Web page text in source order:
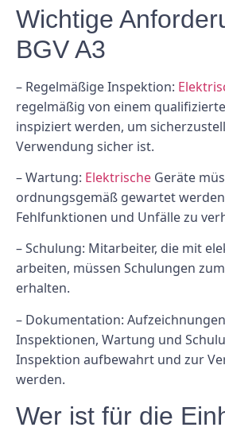
Wichtige
BGV A3
– Regelmäßige Inspektion:
regelmäßig von einem
inspiziert werden, um
Verwendung sicher ist.
– Wartung: Elektrische Geräte
ordnungsgemäß gewartet
Fehlfunktionen und Unfälle zu
– Schulung: Mitarbeiter, die mit
arbeiten, müssen Schulungen
erhalten.
– Dokumentation:
Inspektionen, Wartung und
Inspektion aufbewahrt und zur
werden.
Wer ist für die